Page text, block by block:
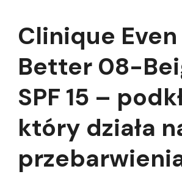
Clinique Even
Better 08-
SPF 15 –
który działa